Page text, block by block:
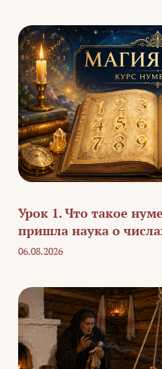
Урок 1. Что такое
пришла наука о
06.08.2026